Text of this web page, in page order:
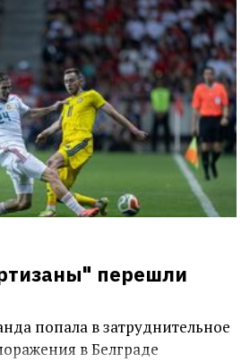
перешли
попала в затруднительное
в Белграде